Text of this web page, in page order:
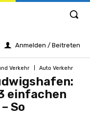
Anmelden / Beitreten
Verkehr Auto Verkehr
einfachen
So